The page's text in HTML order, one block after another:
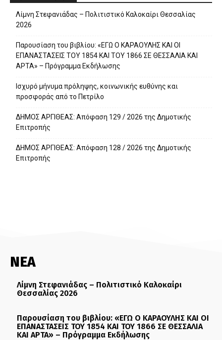
Λίμνη Στεφανιάδας – Πολιτιστικό Καλοκαίρι Θεσσαλίας
2026
Παρουσίαση του βιβλίου: «ΕΓΩ Ο ΚΑΡΑΟΥΛΗΣ ΚΑΙ ΟΙ
ΕΠΑΝΑΣΤΑΣΕΙΣ ΤΟΥ 1854 ΚΑΙ ΤΟΥ 1866 ΣΕ ΘΕΣΣΑΛΙΑ ΚΑΙ
ΑΡΤΑ» – Πρόγραμμα Εκδήλωσης
Ισχυρό μήνυμα πρόληψης, κοινωνικής ευθύνης και
προσφοράς από το Πετρίλο
ΔΗΜΟΣ ΑΡΓΙΘΕΑΣ: Απόφαση 129 / 2026 της Δημοτικής
Επιτροπής
ΔΗΜΟΣ ΑΡΓΙΘΕΑΣ: Απόφαση 128 / 2026 της Δημοτικής
Επιτροπής
ΝΕΑ
Λίμνη Στεφανιάδας – Πολιτιστικό Καλοκαίρι
Θεσσαλίας 2026
Παρουσίαση του βιβλίου: «ΕΓΩ Ο ΚΑΡΑΟΥΛΗΣ ΚΑΙ ΟΙ
ΕΠΑΝΑΣΤΑΣΕΙΣ ΤΟΥ 1854 ΚΑΙ ΤΟΥ 1866 ΣΕ ΘΕΣΣΑΛΙΑ
ΚΑΙ ΑΡΤΑ» – Πρόγραμμα Εκδήλωσης